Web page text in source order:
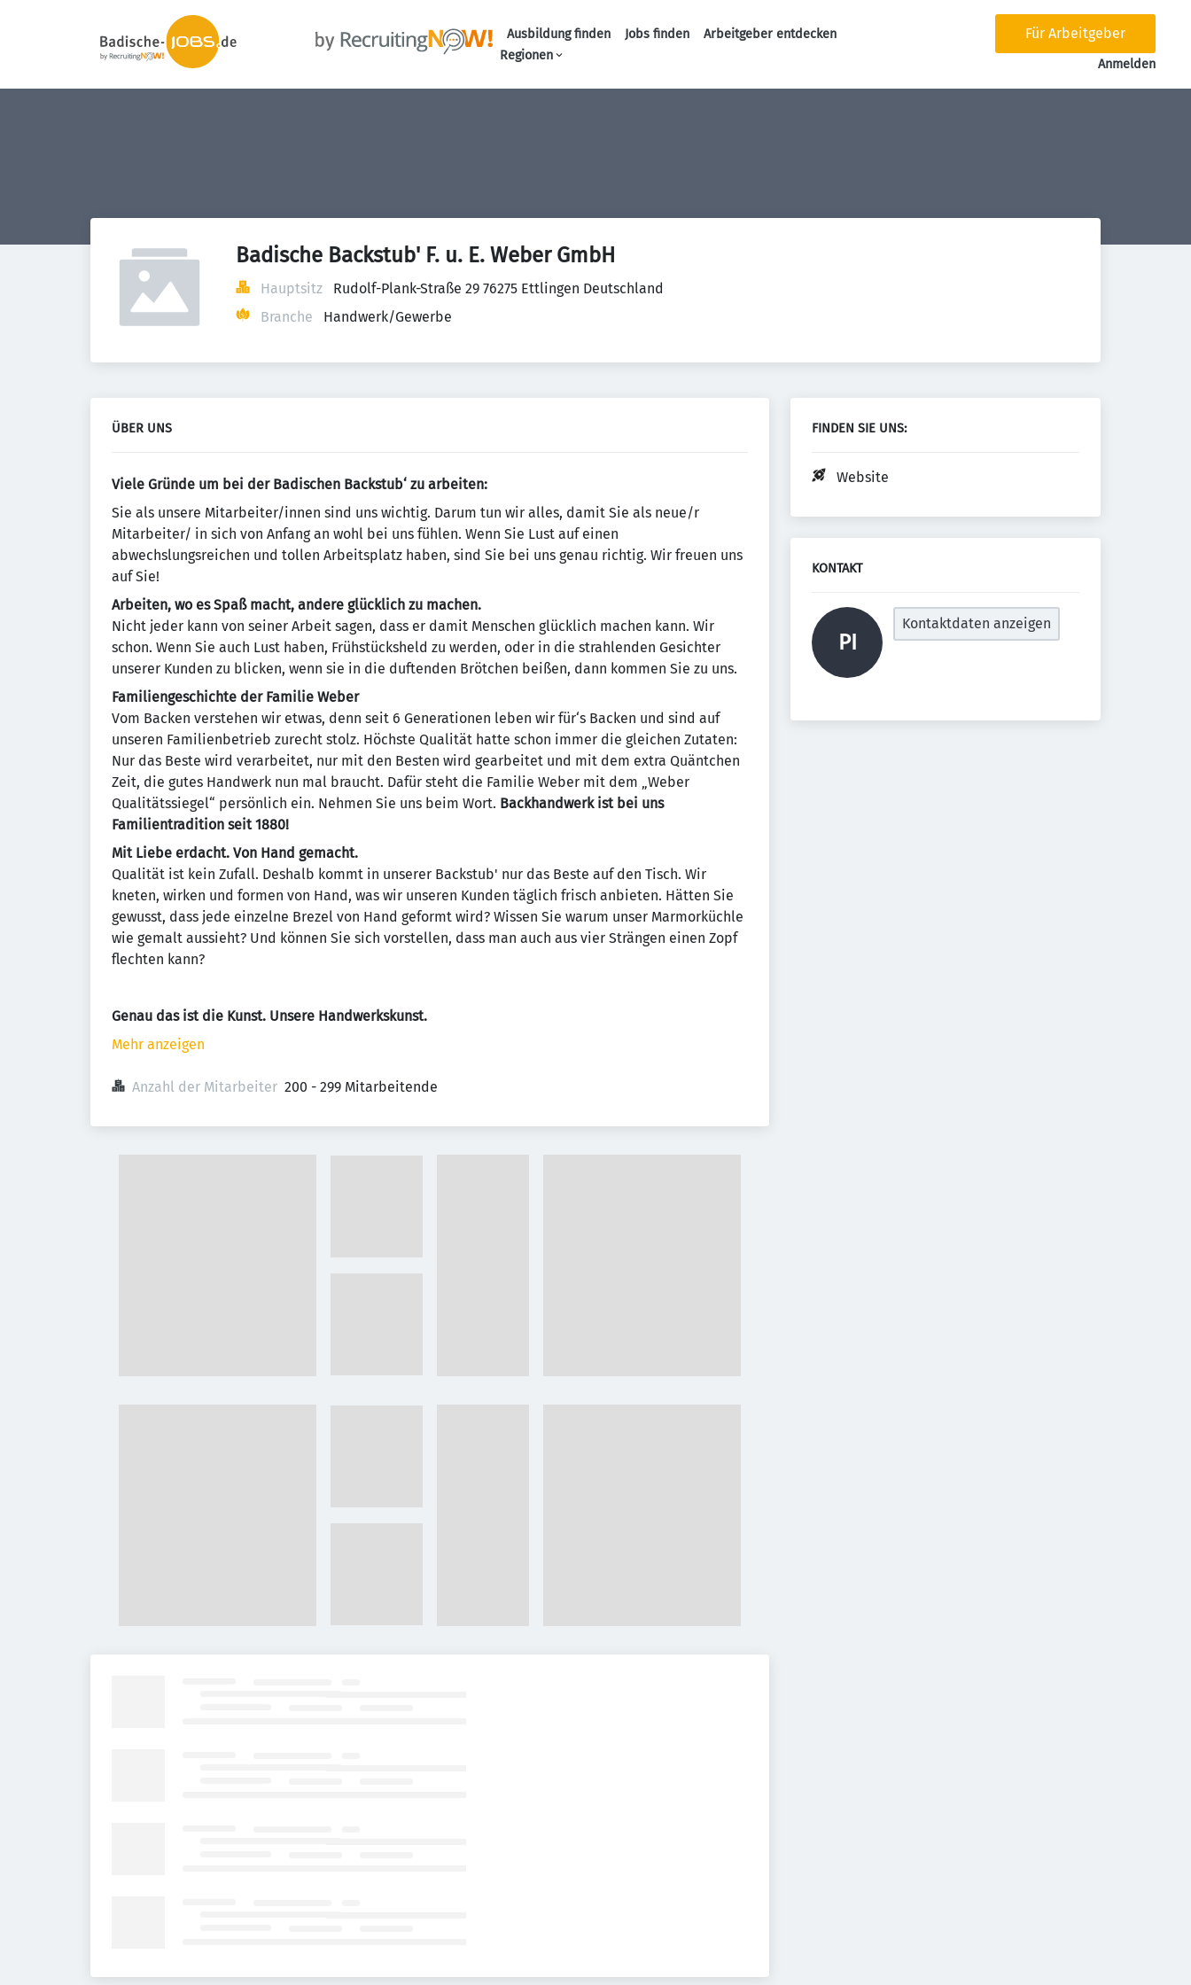
Ausbildung finden Jobs finden
Arbeitgeber entdecken
Regionen
Für Arbeitgeber
Anmelden
Badische Backstub' F. u. E. Weber GmbH
Hauptsitz
Rudolf-Plank-Straße 29 76275 Ettlingen Deutschland
Branche
Handwerk/Gewerbe
ÜBER UNS
Viele Gründe um bei der Badischen Backstub‘ zu arbeiten:
Sie als unsere Mitarbeiter/innen sind uns wichtig. Darum tun wir alles, damit Sie als neue/r
Mitarbeiter/ in sich von Anfang an wohl bei uns fühlen. Wenn Sie Lust auf einen
abwechslungsreichen und tollen Arbeitsplatz haben, sind Sie bei uns genau richtig. Wir freuen uns
auf Sie!
Arbeiten, wo es Spaß macht, andere glücklich zu machen.
Nicht jeder kann von seiner Arbeit sagen, dass er damit Menschen glücklich machen kann. Wir
schon. Wenn Sie auch Lust haben, Frühstücksheld zu werden, oder in die strahlenden Gesichter
unserer Kunden zu blicken, wenn sie in die duftenden Brötchen beißen, dann kommen Sie zu uns.
Familiengeschichte der Familie Weber
Vom Backen verstehen wir etwas, denn seit 6 Generationen leben wir für‘s Backen und sind auf
unseren Familienbetrieb zurecht stolz. Höchste Qualität hatte schon immer die gleichen Zutaten:
Nur das Beste wird verarbeitet, nur mit den Besten wird gearbeitet und mit dem extra Quäntchen
Zeit, die gutes Handwerk nun mal braucht. Dafür steht die Familie Weber mit dem „Weber
Qualitätssiegel“ persönlich ein. Nehmen Sie uns beim Wort. Backhandwerk ist bei uns
Familientradition seit 1880!
Mit Liebe erdacht. Von Hand gemacht.
Qualität ist kein Zufall. Deshalb kommt in unserer Backstub' nur das Beste auf den Tisch. Wir
kneten, wirken und formen von Hand, was wir unseren Kunden täglich frisch anbieten. Hätten Sie
gewusst, dass jede einzelne Brezel von Hand geformt wird? Wissen Sie warum unser Marmorküchle
wie gemalt aussieht? Und können Sie sich vorstellen, dass man auch aus vier Strängen einen Zopf
flechten kann?
Genau das ist die Kunst. Unsere Handwerkskunst.
Mehr anzeigen
Anzahl der Mitarbeiter 200 - 299 Mitarbeitende
FINDEN SIE UNS:
Website
KONTAKT
PI
Kontaktdaten anzeigen